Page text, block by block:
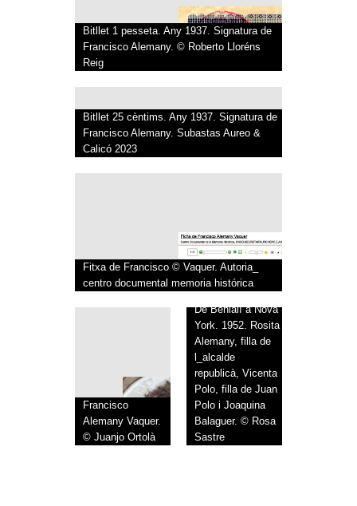
Bitllet 1 pesseta. Any 1937. Signatura de
Francisco Alemany. © Roberto Lloréns
Reig
Bitllet 25 cèntims. Any 1937. Signatura de
Francisco Alemany. Subastas Aureo &
Calicó 2023
Fitxa de Francisco © Vaquer. Autoria_
centro documental memoria histórica
Francisco
Alemany Vaquer.
© Juanjo Ortolà
De Benialí a Nova
York. 1952. Rosita
Alemany, filla de
l_alcalde
republicà, Vicenta
Polo, filla de Juan
Polo i Joaquina
Balaguer. © Rosa
Sastre